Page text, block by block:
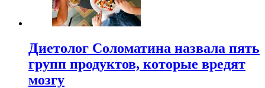
Диетолог Соломатина назвала пять
групп продуктов, которые вредят
мозгу